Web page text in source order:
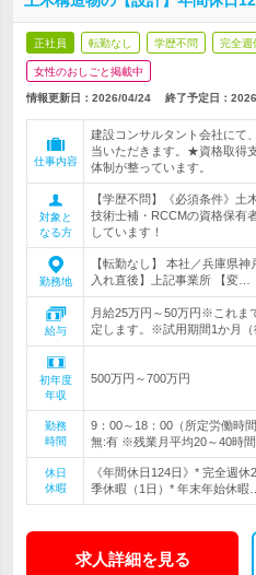
正社員 転勤なし 学歴不問 完全週
女性のおしごと掲載中
情報更新日：2026/04/24 終了予定日：
仕事内容
建設コンサルタント会社にて
当いただきます。★資格取得
体制が整っています。
対象と
なる方
【学歴不問】《必須条件》土
技術士補・RCCMの資格保有
しています！
勤務地
【転勤なし】 本社／兵庫県
入れ直後】上記事業所 【変…
給与
月給25万円～50万円※これま
定します。※試用期間1か月（
初年度
年収
500万円～700万円
勤務
時間
9：00～18：00（所定労働時
無:有 ※残業月平均20～40時
休日
休暇
《年間休日124日》* 完全週
季休暇（1日）* 年末年始休暇…
求人詳細を見る